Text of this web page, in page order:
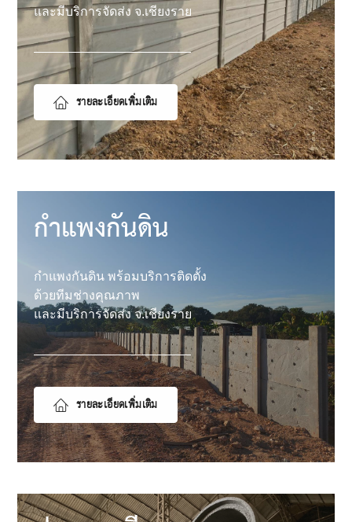
และมีบริการจัดส่ง จ.เชียงราย
รายละเอียดเพิ่มเติม
กำแพงกันดิน
กำแพงกันดิน พร้อมบริการติดตั้ง
ด้วยทีมช่างคุณภาพ
และมีบริการจัดส่ง จ.เชียงราย
รายละเอียดเพิ่มเติม